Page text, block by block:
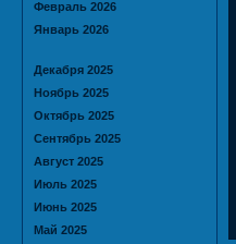
Февраль 2026
Январь 2026
Декабря 2025
Ноябрь 2025
Октябрь 2025
Сентябрь 2025
Август 2025
Июль 2025
Июнь 2025
Май 2025